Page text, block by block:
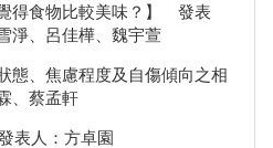
得食物比較美味？】 發表
淨、呂佳樺、魏宇萱
態、焦慮程度及自傷傾向之相
、蔡孟軒
表人：方卓園